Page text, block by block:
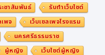
ก้าวสำคัญที่ทำให้นักเรียนไ
ที่ชัดเจน ได้รับปริญญาจาก
วลาหรือเงินในการเรียนซ้ำ
ในฐานะสถาบันที่สามาร
ชาสัมพันธ์
รับทำเว็บไซต์
เพจ
เว็บเซลเพจโรงแรม
นครศรีธรรมราช
ผู้หญิง
เว็บไซต์ผู้หญิง